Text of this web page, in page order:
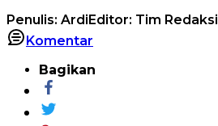
Penulis: ArdiEditor: Tim Redaksi
Komentar
Bagikan